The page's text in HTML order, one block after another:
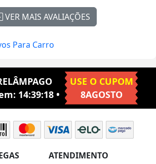
VER MAIS AVALIAÇÕES
Para Carro
14:39:17•
USE O CUPOM
8AGOSTO
ATENDIMENTO